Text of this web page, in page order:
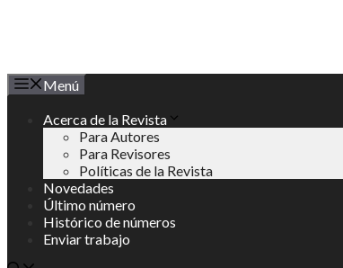
Menú
Acerca de la Revista
Para Autores
Para Revisores
Políticas de la Revista
Novedades
Último número
Histórico de números
Enviar trabajo